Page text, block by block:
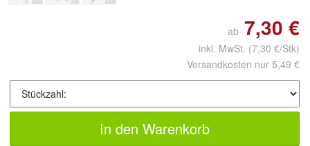
ab 7,30 €
inkl. MwSt. (7,30 €/Stk)
Versandkosten nur 5,49 €
In den Warenkorb